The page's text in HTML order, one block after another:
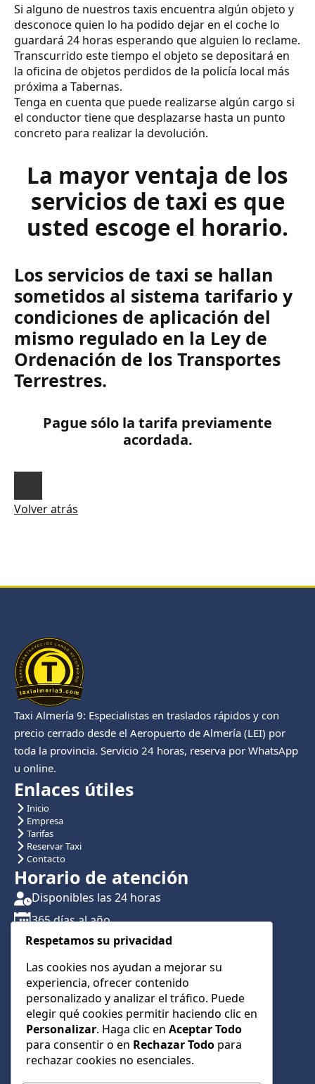
Si alguno de nuestros taxis encuentra algún objeto y
desconoce quien lo ha podido dejar en el coche lo
guardará 24 horas esperando que alguien lo reclame.
Transcurrido este tiempo el objeto se depositará en
la oficina de objetos perdidos de la policía local más
próxima a Tabernas.
Tenga en cuenta que puede realizarse algún cargo si
el conductor tiene que desplazarse hasta un punto
concreto para realizar la devolución.
La mayor ventaja de los
servicios de taxi es que
usted escoge el horario.
Los servicios de taxi se hallan
sometidos al sistema tarifario y
condiciones de aplicación del
mismo regulado en la Ley de
Ordenación de los Transportes
Terrestres.
Pague sólo la tarifa previamente
acordada.
Volver atrás
Taxi Almería 9: Especialistas en traslados rápidos y con
precio cerrado desde el Aeropuerto de Almería (LEI) por
toda la provincia. Servicio 24 horas, reserva por WhatsApp
u online.
Enlaces útiles
Inicio
Empresa
Tarifas
Reservar Taxi
Contacto
Horario de atención
Disponibles las 24 horas
365 días al año
Traslados con reserva previa
Atención por teléfono y WhatsApp 24/7
CONTÁCTANOS
+34 622 01 23 74
+34 622 01 23 74
info@taxialmeria9.com
Respetamos su privacidad
Las cookies nos ayudan a mejorar su
experiencia, ofrecer contenido
personalizado y analizar el tráfico. Puede
elegir qué cookies permitir haciendo clic en
Personalizar. Haga clic en Aceptar Todo
para consentir o en Rechazar Todo para
rechazar cookies no esenciales.